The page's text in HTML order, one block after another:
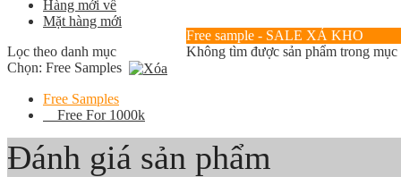
Hàng mới về
Mặt hàng mới
Lọc theo danh mục
Chọn: Free Samples
Free Samples
Free For 1000k
Free sample - SALE XẢ KHO
Không tìm được sản phẩm trong mục
Đánh giá sản phẩm